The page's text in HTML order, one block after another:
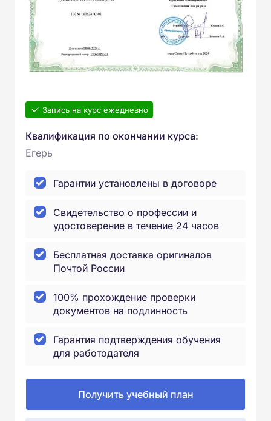
Запись на курс ежедневно
Квалификация по окончании курса:
Егерь
Гарантии установлены в договоре
Свидетельство о профессии и
удостоверение в течение 24 часов
Бесплатная доставка оригиналов
Почтой России
100% прохождение проверки
документов на подлинность
Гарантия подтверждения обучения
для работодателя
Получить учебный план